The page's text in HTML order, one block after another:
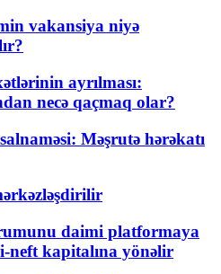
vakansiya niyə
ayrılması:
necə qaçmaq olar?
Məşrutə hərəkatı
daimi platformaya
neft kapitalına yönəlir